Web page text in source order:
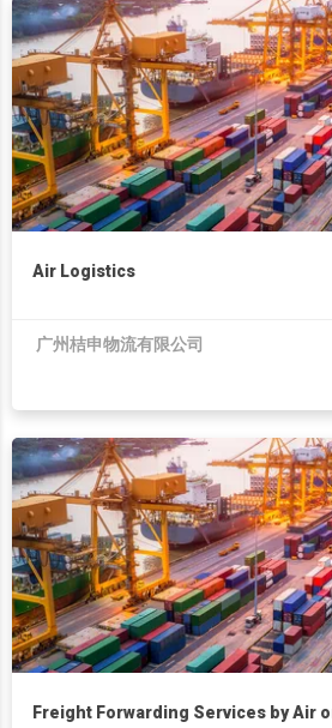
Air Logistics
广州桔申物流有限公司
Freight Forwarding Services by Air